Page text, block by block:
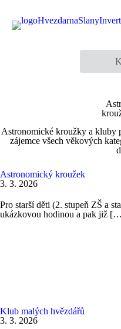
Astronomické kroužky a kluby
zájemce všech věkových
Astronomický kroužek
3. 3. 2026
Pro starší děti (2. stupeň ZŠ a
ukázkovou hodinou a pak již
Klub malých hvězdářů
3. 3. 2026